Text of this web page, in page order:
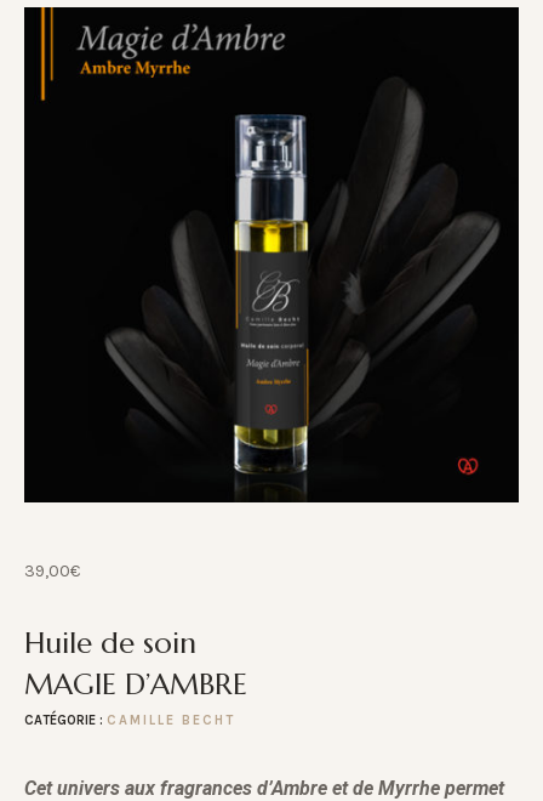
39,00€
Huile de soin
MAGIE D’AMBRE
CATÉGORIE : CAMILLE BECHT
Cet univers aux fragrances d’Ambre et de Myrrhe permet